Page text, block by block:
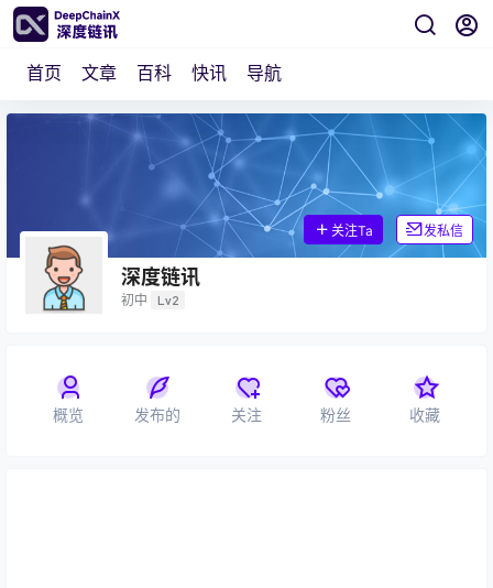
首页 文章 百科 快讯 导航
深度链讯
初中 Lv2
关注Ta 发私信
概览 发布的 关注 粉丝 收藏